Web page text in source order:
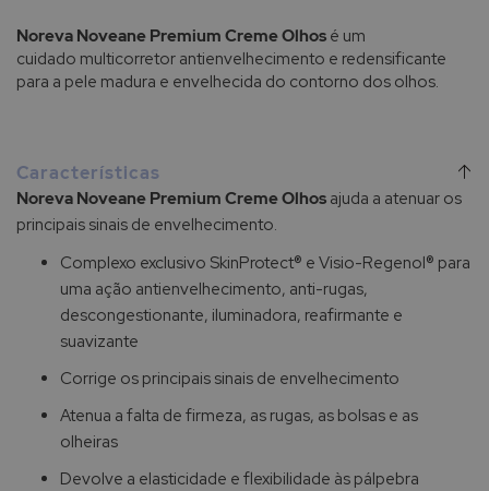
Noreva Noveane Premium Creme Olhos é um
cuidado multicorretor antienvelhecimento e redensificante
para a pele madura e envelhecida do contorno dos olhos.
Características
Noreva Noveane Premium Creme Olhos ajuda a atenuar os
principais sinais de envelhecimento.
Complexo exclusivo SkinProtect® e Visio-Regenol® para
uma ação antienvelhecimento, anti-rugas,
descongestionante, iluminadora, reafirmante e
suavizante
Corrige os principais sinais de envelhecimento
Atenua a falta de firmeza, as rugas, as bolsas e as
olheiras
Devolve a elasticidade e flexibilidade às pálpebra